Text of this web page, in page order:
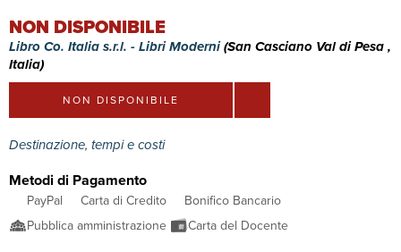
NON DISPONIBILE
Libro Co. Italia s.r.l. - Libri Moderni(San Casciano Val di Pesa ,
Italia)
NON DISPONIBILE
Destinazione, tempi e costi
Metodi di Pagamento
PayPal Carta di Credito
Bonifico Bancario
Pubblica amministrazione
Carta del Docente